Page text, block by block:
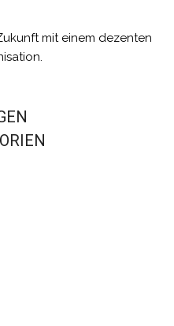
mit einem dezenten